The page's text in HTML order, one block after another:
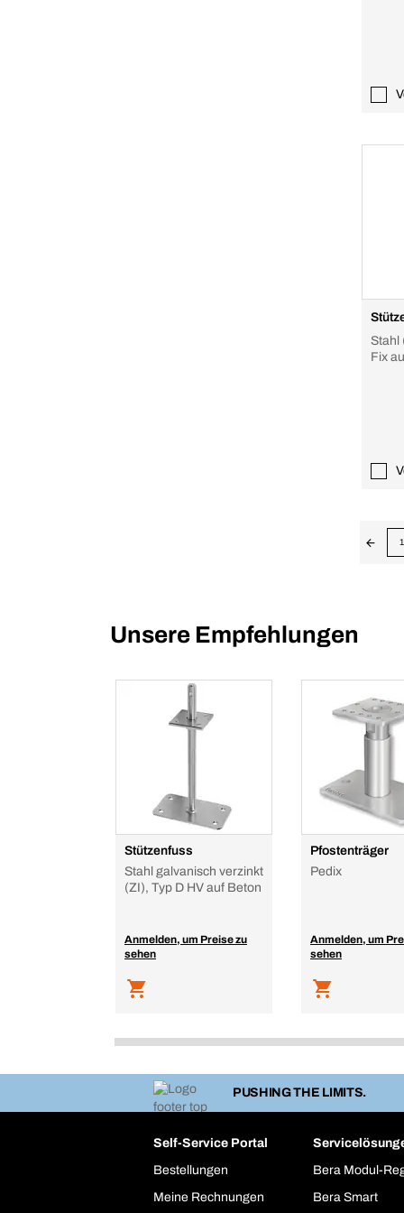
Stahl
Fix
1
Unsere Empfehlungen
Stützenfuss
Stahl galvanisch verzinkt
(ZI), Typ D HV auf Beton
Anmelden, um Preise zu
sehen
Pfostenträger
Pedix
Anmelden, um
sehen
PUSHING THE LIMITS.
Self-Service Portal
Bestellungen
Meine Rechnungen
Bera Modul-
Bera Smart